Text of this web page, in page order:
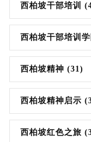
西柏坡干部培训
西柏坡干部培训
西柏坡精神 (31)
西柏坡精神启示
西柏坡红色之旅